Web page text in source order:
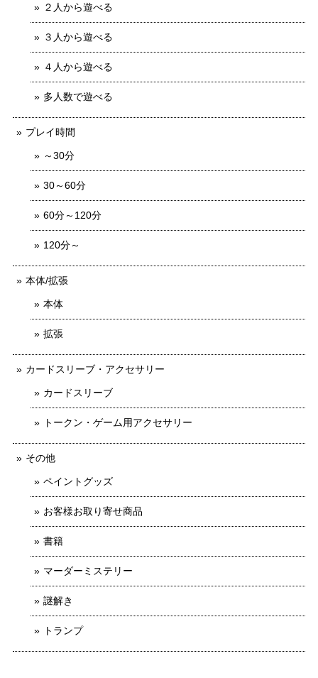
２人から遊べる
３人から遊べる
４人から遊べる
多人数で遊べる
プレイ時間
～30分
30～60分
60分～120分
120分～
本体/拡張
本体
拡張
カードスリーブ・アクセサリー
カードスリーブ
トークン・ゲーム用アクセサリー
その他
ペイントグッズ
お客様お取り寄せ商品
書籍
マーダーミステリー
謎解き
トランプ